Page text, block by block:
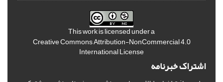
This work is licensed under a
Creative Commons Attribution-NonCommercial 4.0
International License
اشتراک خبرنامه